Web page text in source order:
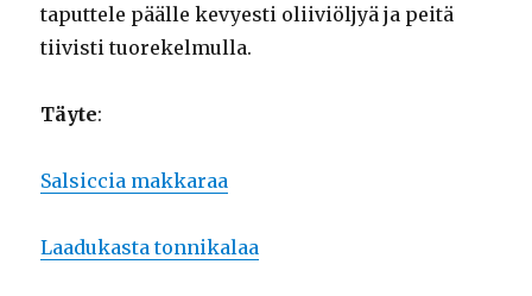
taputtele päälle kevyesti oliiviöljyä ja peitä
tiivisti tuorekelmulla.
Täyte:
Salsiccia makkaraa
Laadukasta tonnikalaa